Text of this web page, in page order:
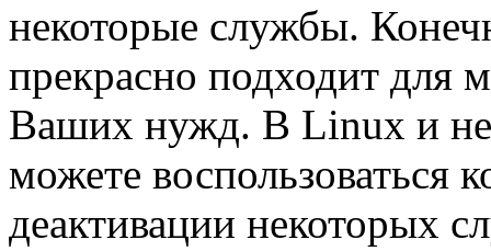
некоторые службы.
прекрасно подходит для
Ваших нужд. В Linux и
можете воспользоваться
деактивации некоторых